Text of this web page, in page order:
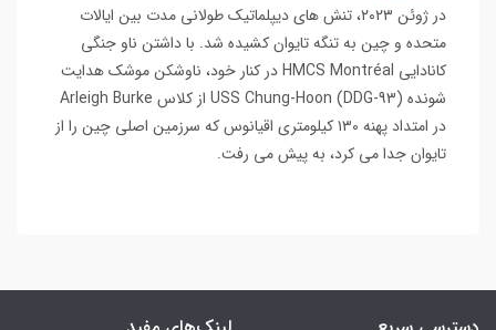
در ژوئن ۲۰۲۳، تنش های دیپلماتیک طولانی مدت بین ایالات
متحده و چین به تنگه تایوان کشیده شد. با داشتن ناو جنگی
کانادایی HMCS Montréal در کنار خود، ناوشکن موشک هدایت
شونده USS Chung-Hoon (DDG-93) از کلاس Arleigh Burke
در امتداد پهنه ۱۳۰ کیلومتری اقیانوس که سرزمین اصلی چین را از
تایوان جدا می کرد، به پیش می رفت.